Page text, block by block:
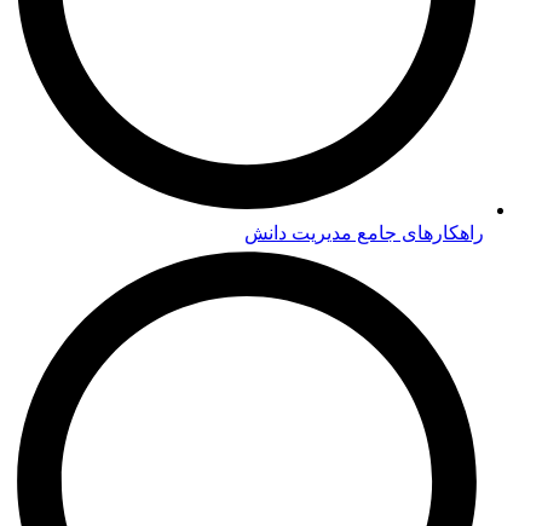
راهکارهای جامع مدیریت دانش